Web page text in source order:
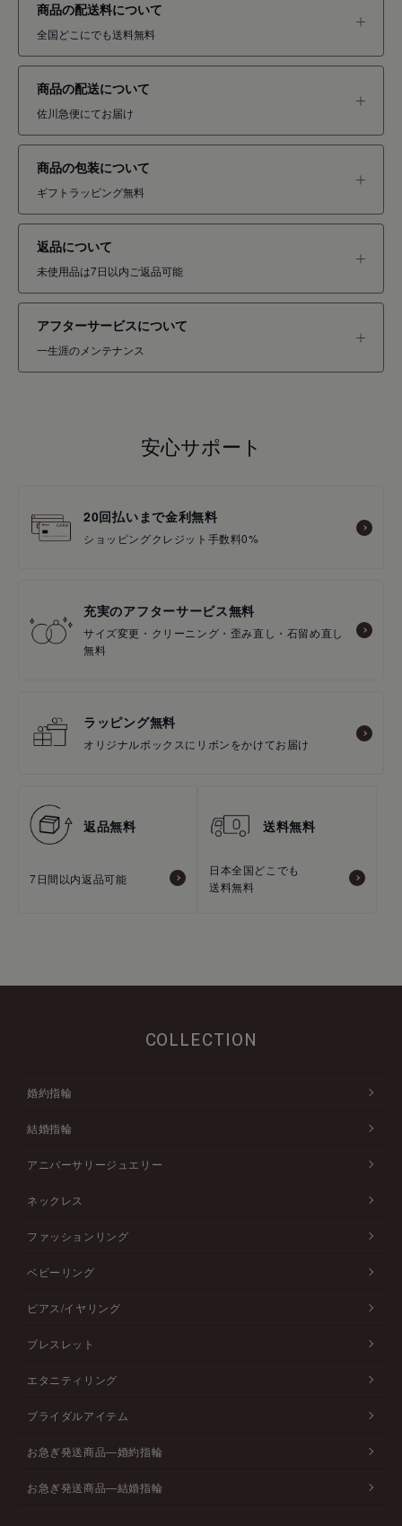
商品の配送料について
全国どこにでも送料無料
商品の配送について
佐川急便にてお届け
商品の包装について
ギフトラッピング無料
返品について
未使用品は7日以内ご返品可能
アフターサービスについて
一生涯のメンテナンス
安心サポート
20回払いまで金利無料
ショッピングクレジット手数料0%
充実のアフターサービス無料
サイズ変更・クリーニング・歪み直し・石留め直し
無料
ラッピング無料
オリジナルボックスにリボンをかけてお届け
返品無料
7日間以内返品可能
送料無料
日本全国どこでも
送料無料
COLLECTION
婚約指輪
結婚指輪
アニバーサリージュエリー
ネックレス
ファッションリング
ベビーリング
ピアス/イヤリング
ブレスレット
エタニティリング
ブライダルアイテム
お急ぎ発送商品―婚約指輪
お急ぎ発送商品―結婚指輪